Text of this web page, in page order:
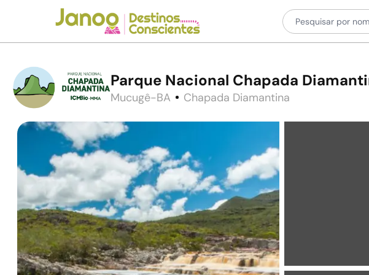
Parque Nacional Chapada
Mucugê-BA Chapada Diamantina